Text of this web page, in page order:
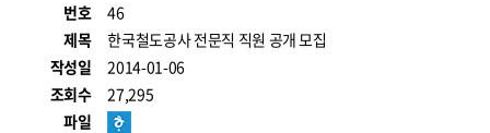
번호
46
제목
한국철도공사 전문직 직원 공개 모집
작성일
2014-01-06
조회수
27,295
파일